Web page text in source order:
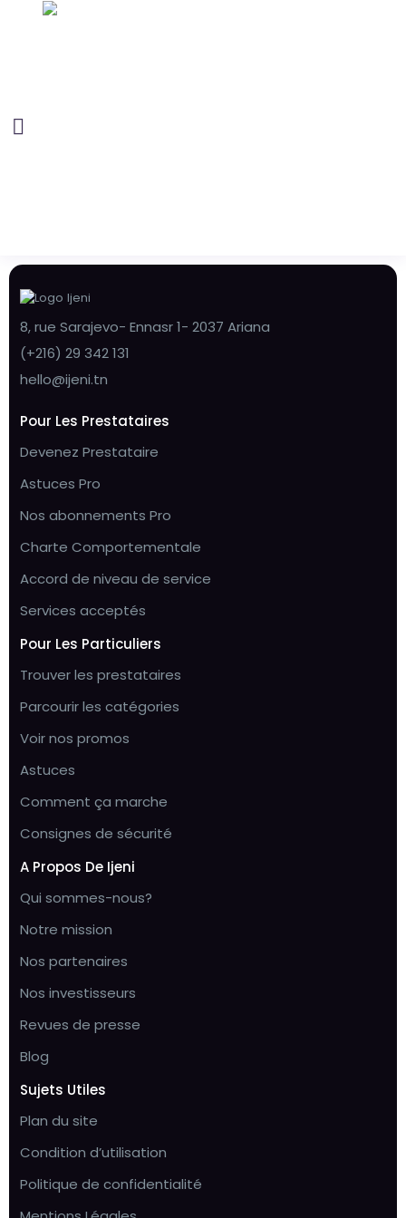
8, rue Sarajevo- Ennasr 1- 2037 Ariana
(+216) 29 342 131
hello@ijeni.tn
Pour Les Prestataires
Devenez Prestataire
Astuces Pro
Nos abonnements Pro
Charte Comportementale
Accord de niveau de service
Services acceptés
Pour Les Particuliers
Trouver les prestataires
Parcourir les catégories
Voir nos promos
Astuces
Comment ça marche
Consignes de sécurité
A Propos De Ijeni
Qui sommes-nous?
Notre mission
Nos partenaires
Nos investisseurs
Revues de presse
Blog
Sujets Utiles
Plan du site
Condition d’utilisation
Politique de confidentialité